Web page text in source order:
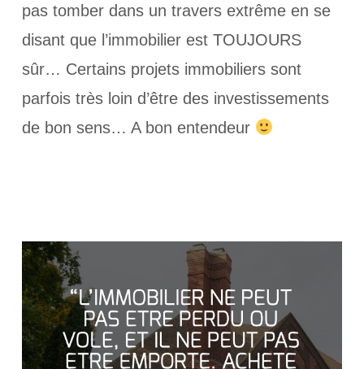
pas tomber dans un travers extrême en se
disant que l’immobilier est TOUJOURS
sûr… Certains projets immobiliers sont
parfois très loin d’être des investissements
de bon sens… A bon entendeur